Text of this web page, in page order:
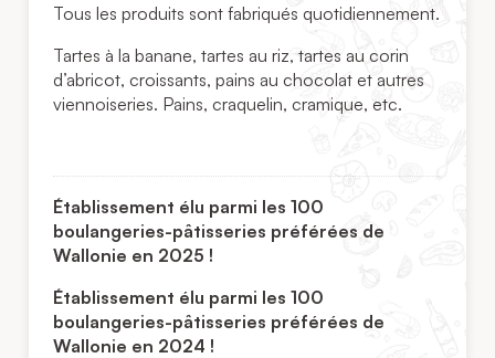
Tous les produits sont fabriqués quotidiennement.
Tartes à la banane, tartes au riz, tartes au corin
d’abricot, croissants, pains au chocolat et autres
viennoiseries. Pains, craquelin, cramique, etc.
Établissement élu parmi les 100
boulangeries-pâtisseries préférées de
Wallonie en 2025 !
Établissement élu parmi les 100
boulangeries-pâtisseries préférées de
Wallonie en 2024 !